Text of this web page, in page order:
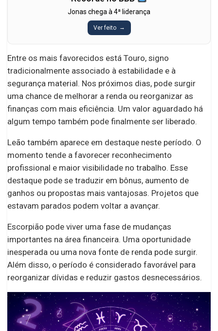
Jonas chega à 4ª liderança
Ver feito
Entre os mais favorecidos está Touro, signo
tradicionalmente associado à estabilidade e à
segurança material. Nos próximos dias, pode surgir
uma chance de melhorar a renda ou reorganizar as
finanças com mais eficiência. Um valor aguardado há
algum tempo também pode finalmente ser liberado.
Leão também aparece em destaque neste período. O
momento tende a favorecer reconhecimento
profissional e maior visibilidade no trabalho. Esse
destaque pode se traduzir em bônus, aumento de
ganhos ou propostas mais vantajosas. Projetos que
estavam parados podem voltar a avançar.
Escorpião pode viver uma fase de mudanças
importantes na área financeira. Uma oportunidade
inesperada ou uma nova fonte de renda pode surgir.
Além disso, o período é considerado favorável para
reorganizar dívidas e reduzir gastos desnecessários.